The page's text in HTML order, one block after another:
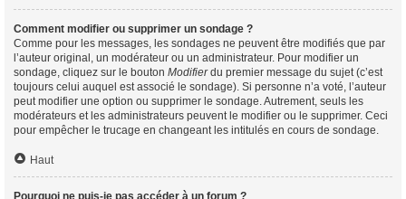
Comment modifier ou supprimer un sondage ?
Comme pour les messages, les sondages ne peuvent être modifiés que par
l’auteur original, un modérateur ou un administrateur. Pour modifier un
sondage, cliquez sur le bouton Modifierdu premier message du sujet (c’est
toujours celui auquel est associé le sondage). Si personne n’a voté, l’auteur
peut modifier une option ou supprimer le sondage. Autrement, seuls les
modérateurs et les administrateurs peuvent le modifier ou le supprimer. Ceci
pour empêcher le trucage en changeant les intitulés en cours de sondage.
Haut
Pourquoi ne puis-je pas accéder à un forum ?